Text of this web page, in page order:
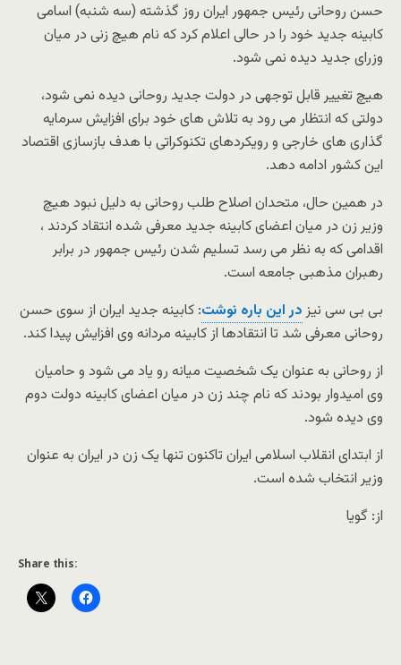
حسن روحانی رئیس جمهور ایران روز گذشته (سه شنبه) اسامی
کابینه جدید خود را در حالی اعلام کرد که نام هیچ زنی در میان
وزرای جدید دیده نمی شود.
هیچ تغییر قابل توجهی در دولت جدید روحانی دیده نمی شود،
دولتی که انتظار می رود به تلاش های خود برای افزایش سرمایه
گذاری های خارجی و رویکردهای تکنوکراتی با هدف بازسازی اقتصاد
این کشور ادامه دهد.
در همین حال، متحدان اصلاح طلب روحانی به دلیل نبود هیچ
وزیر زن در میان اعضای کابینه جدید معرفی شده انتقاد کردند ،
اقدامی که به نظر می رسد تسلیم شدن رئیس جمهور در برابر
رهبران مذهبی جامعه است.
بی بی سی نیزدر این باره نوشت: کابینه جدید ایران از سوی حسن
روحانی معرفی شد تا انتقادها از کابینه مردانه وی افزایش پیدا کند.
از روحانی به عنوان یک شخصیت میانه رو یاد می شود و حامیان
وی امیدوار بودند که نام چند زن در میان اعضای کابینه دولت دوم
وی دیده شود.
از ابتدای انقلاب اسلامی ایران تاکنون تنها یک زن در ایران به عنوان
وزیر انتخاب شده است.
از: گویا
Share this: